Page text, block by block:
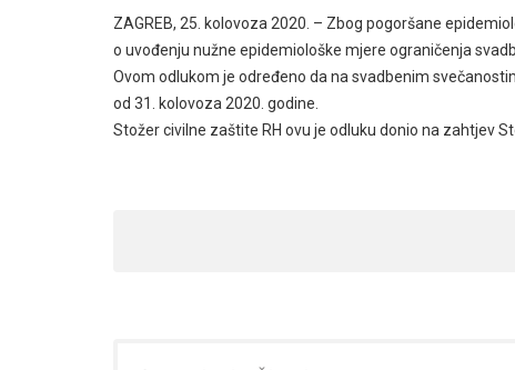
ZAGREB, 25. kolovoza 2020. – Zbog pogoršane
o uvođenju nužne epidemiološke mjere ograničenja
Ovom odlukom je određeno da na svadbenim
od 31. kolovoza 2020. godine.
Stožer civilne zaštite RH ovu je odluku donio na zahtjev